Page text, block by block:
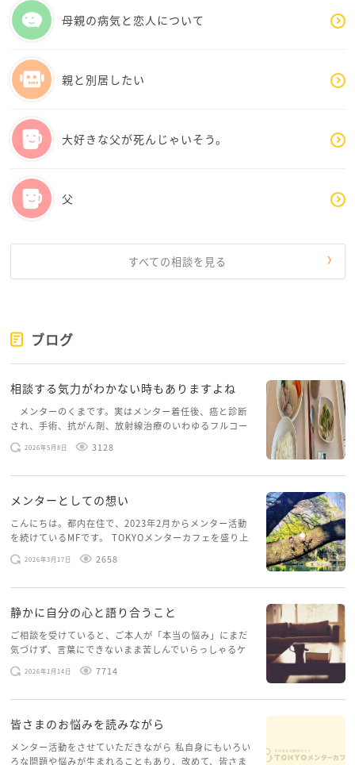
れたときは、まともに聞かず、半ば無視して距離を取
った記憶があります。それがよかったのか、今ではよ
族）に話して、自分の気持ちを軽くしてもらったり、
かかりつけのお医者さんに聞いたりしたことはありま
す。そういうとき、どこまで本人に伝えられるのか、
わかってもらえるのか、認知力の面からも教えてもら
い、アドバイスもらえたら、また違うのかなと、私は
思いました。家族がいなかったら、介護の家族の集ま
りも探せばあると聞いたことがあります。ヒントをも
らえるかもしれません。
母親の病気と恋人について
親と別居したい
大好きな父が死んじゃいそう。
父
すべての相談を見る
ブログ
相談する気力がわかない時もありますよね
メンターのくまです。実はメンター着任後、癌と診断
され、手術、抗がん剤、放射線治療のいわゆるフルコー
スを体験していて、しばらくメンターカフェに来られて
いませんでした。体力だけでなく、気力も落ちパソコン
2026年5月8日 3128
メンターとしての想い
こんにちは。都内在住で、2023年2月からメンター活動
を続けているMFです。 TOKYOメンターカフェを盛り上
げたいという想いから、勇気を出して初めてブログを投
稿してみようと思います。少し自分のことを書いてみま
2026年3月17日 2658
静かに自分の心と語り合うこと
ご相談を受けていると、ご本人が「本当の悩み」にまだ
気づけず、言葉にできないまま苦しんでいらっしゃるケ
ースがありますお悩みというのは、心の深いところ（深
層心理）に触れることで、まったく違う角度から解決の
2026年1月14日 7714
皆さまのお悩みを読みながら
メンター活動をさせていただきながら 私自身にもいろい
ろな問題や悩みが生まれることもあり、改めて、皆さま